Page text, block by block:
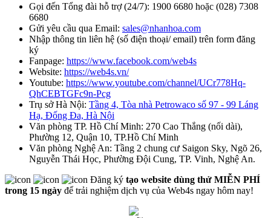
Gọi đến Tổng đài hỗ trợ (24/7): 1900 6680 hoặc (028) 7308
6680
Gửi yêu cầu qua Email: sales@nhanhoa.com
Nhập thông tin liên hệ (số điện thoại/ email) trên form đăng
ký
Fanpage: https://www.facebook.com/web4s
Website: https://web4s.vn/
Youtube: https://www.youtube.com/channel/UCr778Hq-
QhCEBTGFc9n-Pcg
Trụ sở Hà Nội: Tầng 4, Tòa nhà Petrowaco số 97 - 99 Láng
Hạ, Đống Đa, Hà Nội
Văn phòng TP. Hồ Chí Minh: 270 Cao Thắng (nối dài),
Phường 12, Quận 10, TP.Hồ Chí Minh
Văn phòng Nghệ An: Tầng 2 chung cư Saigon Sky, Ngõ 26,
Nguyễn Thái Học, Phường Đội Cung, TP. Vinh, Nghệ An.
Đăng ký tạo website dùng thử MIỄN PHÍ
trong 15 ngày để trải nghiệm dịch vụ của Web4s ngay hôm nay!